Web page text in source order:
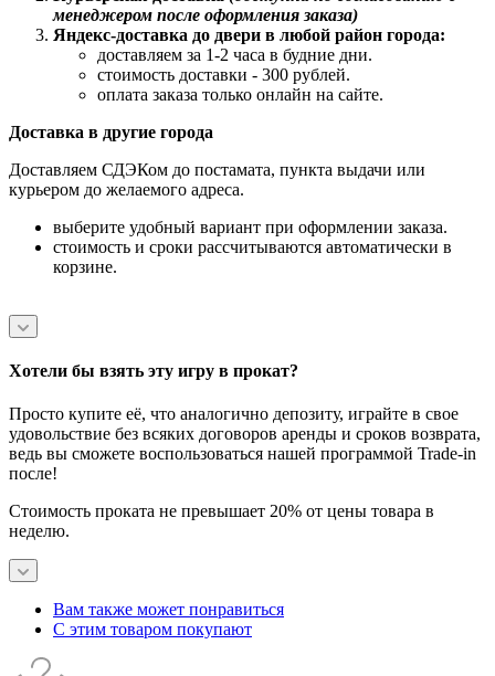
менеджером после оформления заказа)
Яндекс-доставка до двери в любой район города:
доставляем за 1-2 часа в будние дни.
стоимость доставки - 300 рублей.
оплата заказа только онлайн на сайте.
Доставка в другие города
Доставляем СДЭКом до постамата, пункта выдачи или
курьером до желаемого адреса.
выберите удобный вариант при оформлении заказа.
стоимость и сроки рассчитываются автоматически в
корзине.
Хотели бы взять эту игру в прокат?
Просто купите её, что аналогично депозиту, играйте в свое
удовольствие без всяких договоров аренды и сроков возврата,
ведь вы сможете воспользоваться нашей программой Trade-in
после!
Стоимость проката не превышает 20% от цены товара в
неделю.
Вам также может понравиться
С этим товаром покупают